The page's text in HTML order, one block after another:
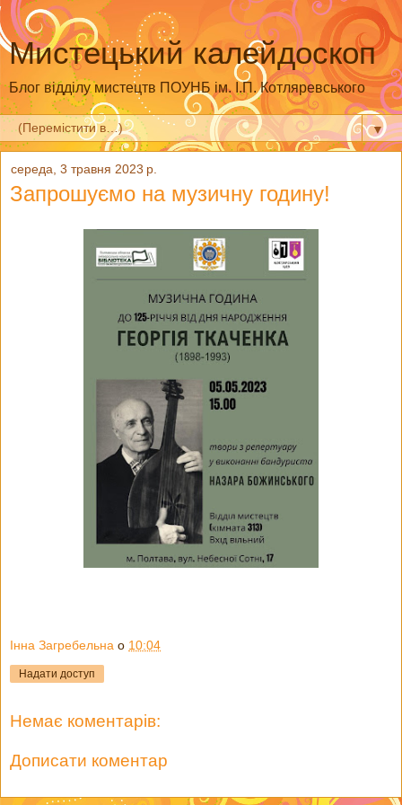
Мистецький калейдоскоп
Блог відділу мистецтв ПОУНБ ім. І.П. Котляревського
▼
середа, 3 травня 2023 р.
Запрошуємо на музичну годину!
Інна Загребельна о 10:04
Надати доступ
Немає коментарів:
Дописати коментар